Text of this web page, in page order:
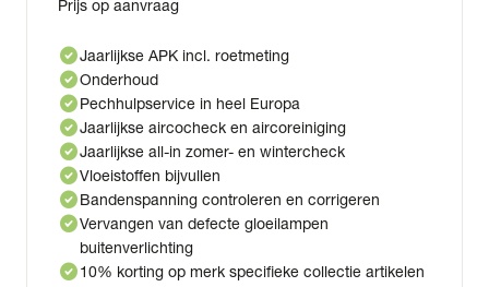
Prijs op aanvraag
check_circleJaarlijkse APK incl. roetmeting
check_circleOnderhoud
check_circlePechhulpservice in heel Europa
check_circleJaarlijkse aircocheck en aircoreiniging
check_circleJaarlijkse all-in zomer- en wintercheck
check_circleVloeistoffen bijvullen
check_circleBandenspanning controleren en corrigeren
check_circleVervangen van defecte gloeilampen
buitenverlichting
check_circle10% korting op merk specifieke collectie artikelen